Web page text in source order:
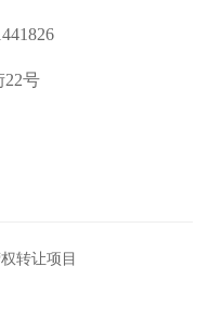
22号
转让项目